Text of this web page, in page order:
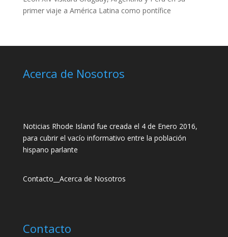
primer viaje a América Latina como pontífice
Acerca de Nosotros
Noticias Rhode Island fue creada el 4 de Enero 2016,
para cubrir el vacío informativo entre la población
hispano parlante
Contacto Acerca de Nosotros
Contacto